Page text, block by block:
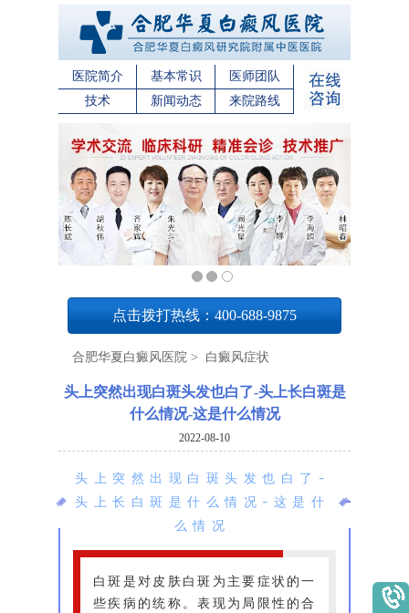
医院简介 基本常识
医师团队
技术
新闻动态 来院路线
点击拨打热线：400-688-9875
合肥华夏白癜风医院 > 白癜风症状
头上突然出现白斑头发也白了-头上长白斑是
什么情况-这是什么情况
2022-08-10
头上突然出现白斑头发也白了-
头上长白斑是什么情况-这是什
么情况
白斑是对皮肤白斑为主要症状的一
些疾病的统称。表现为局限性的合